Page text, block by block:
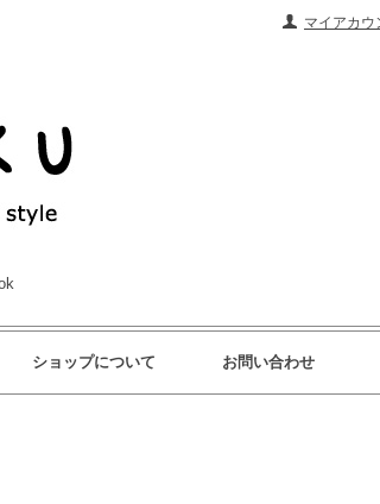
マイアカウ
ショップについて お問い合わせ